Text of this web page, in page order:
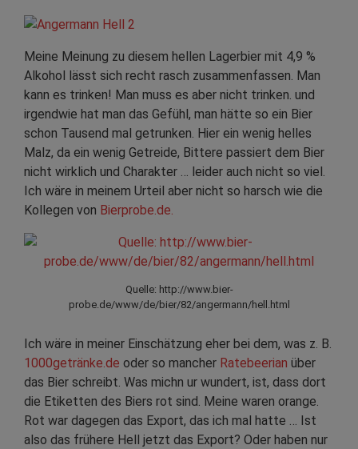
Meine Meinung zu diesem hellen Lagerbier mit 4,9 %
Alkohol lässt sich recht rasch zusammenfassen. Man
kann es trinken! Man muss es aber nicht trinken. und
irgendwie hat man das Gefühl, man hätte so ein Bier
schon Tausend mal getrunken. Hier ein wenig helles
Malz, da ein wenig Getreide, Bittere passiert dem Bier
nicht wirklich und Charakter … leider auch nicht so viel.
Ich wäre in meinem Urteil aber nicht so harsch wie die
Kollegen von Bierprobe.de.
Quelle: http://www.bier-
probe.de/www/de/bier/82/angermann/hell.html
Ich wäre in meiner Einschätzung eher bei dem, was z. B.
1000getränke.de oder so mancher Ratebeerian über
das Bier schreibt. Was michn ur wundert, ist, dass dort
die Etiketten des Biers rot sind. Meine waren orange.
Rot war dagegen das Export, das ich mal hatte … Ist
also das frühere Hell jetzt das Export? Oder haben nur